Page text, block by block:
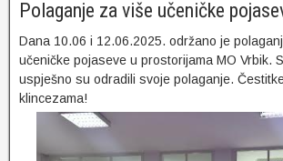
Polaganje za više učeničke
Dana 10.06 i 12.06.2025. održano je
učeničke pojaseve u prostorijama MO Vrbik.
uspješno su odradili svoje polaganje.
klincezama!